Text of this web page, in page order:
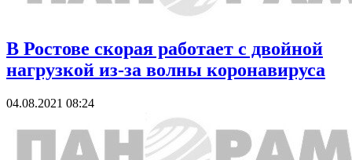
В Ростове скорая работает с двойной
нагрузкой из-за волны коронавируса
04.08.2021 08:24